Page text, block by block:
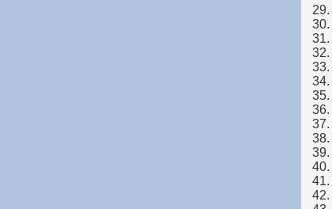
29.
30.
31.
32.
33.
34.
35.
36.
37.
38.
39.
40.
41.
42.